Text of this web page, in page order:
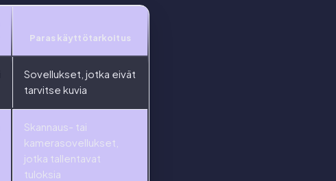
Paras käyttötarkoitus
Sovellukset, jotka eivät
tarvitse kuvia
Skannaus- tai
kamerasovellukset,
jotka tallentavat
tuloksia